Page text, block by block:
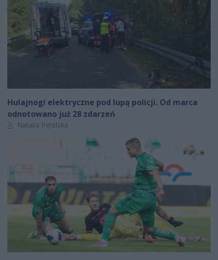
Hulajnogi elektryczne pod lupą policji. Od marca
odnotowano już 28 zdarzeń
Autor artykułu:
Natalia Pętelska